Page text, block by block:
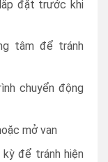
đặt trước khi
tâm để tránh
chuyển động
mở van
để tránh hiện